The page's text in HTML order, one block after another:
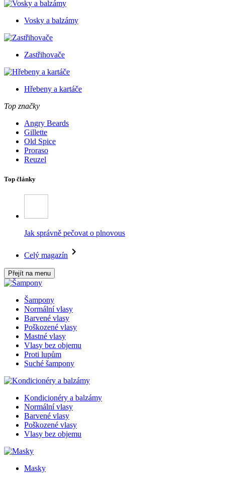
Vosky a balzámy
Zastřihovače
Hřebeny a kartáče
Top značky
Angry Beards
Gillette
Old Spice
Proraso
Reuzel
Top články
Jak správně pečovat o plnovous
Celý magazín
Přejít na menu
Šampony
Normální vlasy
Barvené vlasy
Poškozené vlasy
Mastné vlasy
Vlasy bez objemu
Proti lupům
Suché šampony
Kondicionéry a balzámy
Normální vlasy
Barvené vlasy
Poškozené vlasy
Vlasy bez objemu
Masky